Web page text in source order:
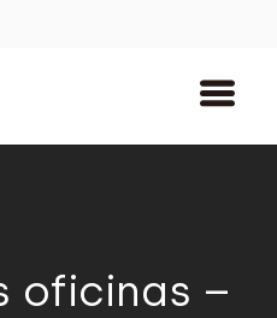
oficinas –